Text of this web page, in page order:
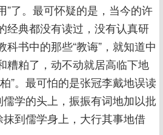
”了。最可怀疑的是，当今的许
经典都没有读过，没有认真研
书中的那些“教诲”，就知道中
糟粕了，动不动就居高临下地
”。最可怕的是张冠李戴地误读
儒学的头上，振振有词地加以批
抹到儒学身上，大行其事地借